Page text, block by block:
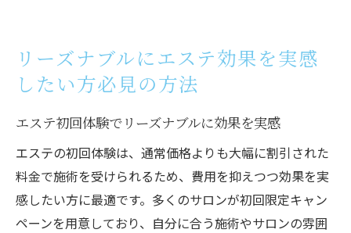
リーズナブルにエステ効果を実感
したい方必見の方法
エステ初回体験でリーズナブルに効果を実感
エステの初回体験は、通常価格よりも大幅に割引された
料金で施術を受けられるため、費用を抑えつつ効果を実
感したい方に最適です。多くのサロンが初回限定キャン
ペーンを用意しており、自分に合う施術やサロンの雰囲